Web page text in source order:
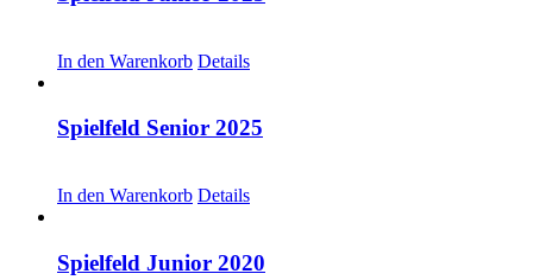
In den Warenkorb Details
Spielfeld Senior 2025
In den Warenkorb Details
Spielfeld Junior 2020